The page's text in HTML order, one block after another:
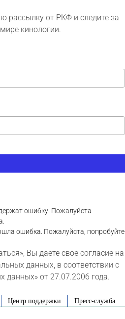
рассылку от РКФ и следите за
кинологии.
ошибку. Пожалуйста
ошибка. Пожалуйста, попробуйте
Вы даете свое согласие на
данных, в соответствии с
от 27.07.2006 года.
Центр поддержки Пресс-служба